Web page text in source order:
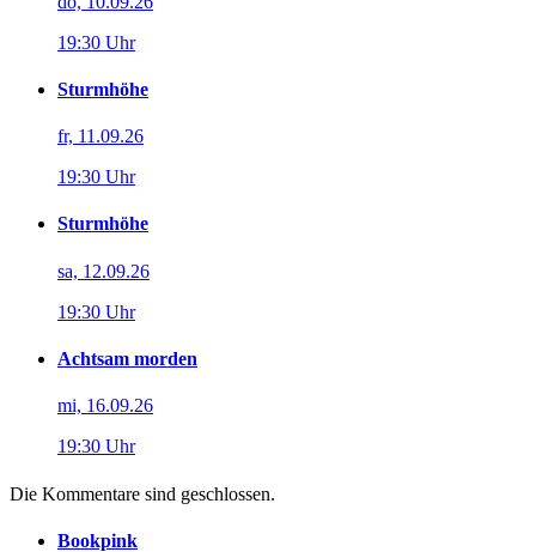
19:30 Uhr
Sturmhöhe
fr, 11.09.26
19:30 Uhr
Sturmhöhe
sa, 12.09.26
19:30 Uhr
Achtsam morden
mi, 16.09.26
19:30 Uhr
Die Kommentare sind geschlossen.
Bookpink